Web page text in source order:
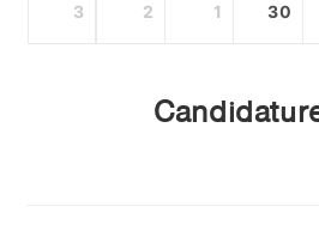
30
1
2
3